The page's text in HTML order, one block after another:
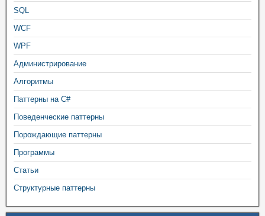
SQL
WCF
WPF
Администрирование
Алгоритмы
Паттерны на C#
Поведенческие паттерны
Порождающие паттерны
Программы
Статьи
Структурные паттерны